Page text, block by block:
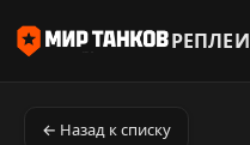
РЕПЛЕИ
← Назад к списку